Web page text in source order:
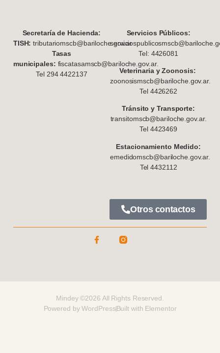
Secretaría de Hacienda:
TISH: tributariomscb@bariloche.gov.ar
Tasas
municipales: fiscatasamscb@bariloche.gov.ar.
Tel 294 4422137
Servicios Públicos:
Tel: 4426081
Veterinaria y Zoonosis:
zoonosismscb@bariloche.gov.ar.
Tel 4426262
Tránsito y Transporte:
transitomscb@bariloche.gov.ar.
Tel 4423469
Estacionamiento Medido:
emedidomscb@bariloche.gov.ar.
Tel 4432112
Otros contactos
Mindey ©2026 All Rights Reserved.
Powered by WordPressBuilt with Elementor